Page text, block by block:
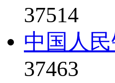
37514
中国人
37463